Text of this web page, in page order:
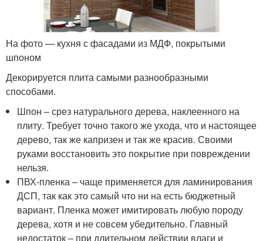
На фото — кухня с фасадами из МДФ, покрытыми
шпоном
Декорируется плита самыми разнообразными
способами.
Шпон – срез натурального дерева, наклеенного на
плиту. Требует точно такого же ухода, что и настоящее
дерево, так же капризен и так же красив. Своими
руками восстановить это покрытие при повреждении
нельзя.
ПВХ-пленка – чаще применяется для ламинирования
ДСП, так как это самый что ни на есть бюджетный
вариант. Пленка может имитировать любую породу
дерева, хотя и не совсем убедительно. Главный
недостаток – при длительном действии влаги и